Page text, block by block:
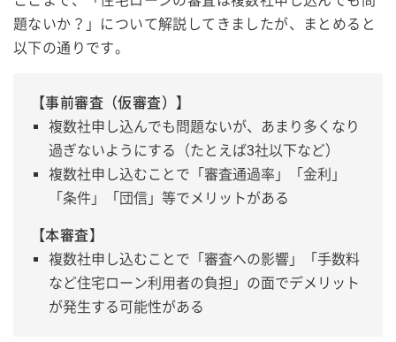
題ないか？」について解説してきましたが、まとめると
以下の通りです。
【事前審査（仮審査）】
複数社申し込んでも問題ないが、あまり多くなり
過ぎないようにする（たとえば3社以下など）
複数社申し込むことで「審査通過率」「金利」
「条件」「団信」等でメリットがある
【本審査】
複数社申し込むことで「審査への影響」「手数料
など住宅ローン利用者の負担」の面でデメリット
が発生する可能性がある